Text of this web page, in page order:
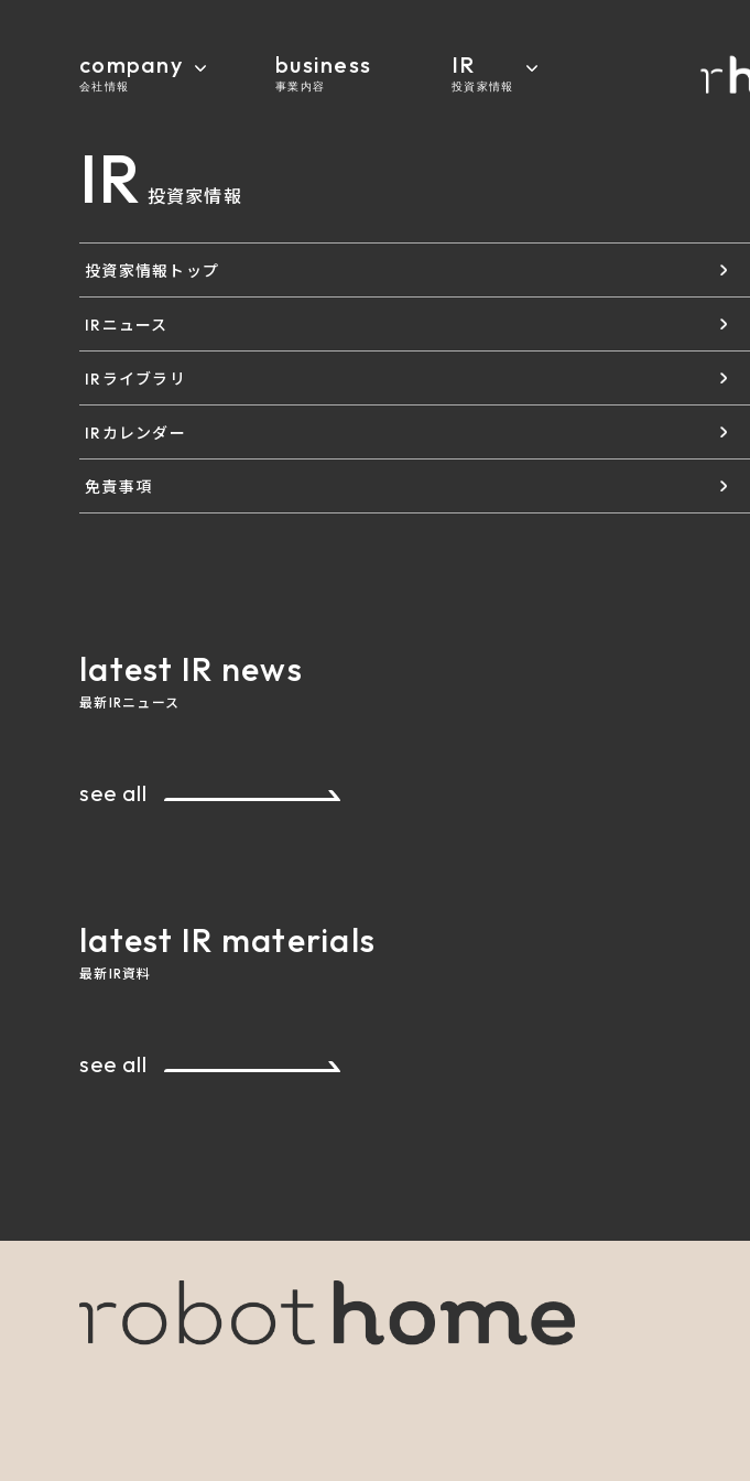
company
会社情報
business
事業内容
IR
投資家情報
IR 投資家情報
投資家情報トップ
IRニュース
IRライブラリ
IRカレンダー
免責事項
latest IR news
最新IRニュース
see all
latest IR materials
最新IR資料
see all